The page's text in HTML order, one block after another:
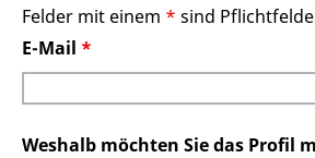
Felder mit einem * sind
E-Mail *
Weshalb möchten Sie das Profil